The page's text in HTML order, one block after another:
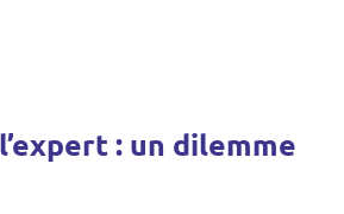
: un dilemme